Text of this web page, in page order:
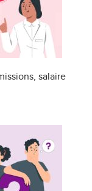
salaire